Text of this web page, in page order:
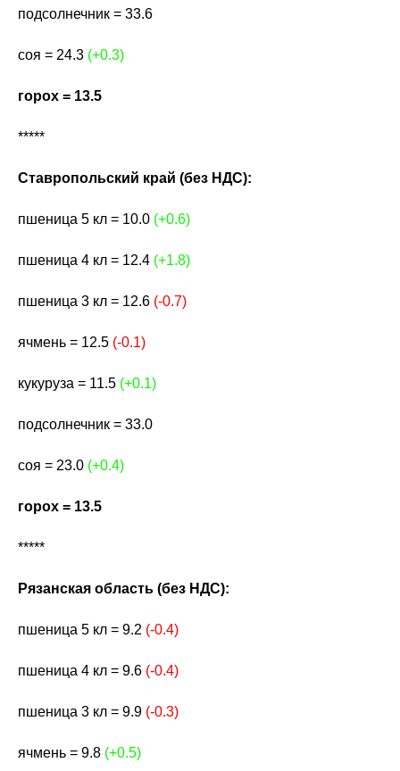
подсолнечник = 33.6
соя = 24.3 (+0.3)
горох = 13.5
*****
Ставропольский край (без НДС):
пшеница 5 кл = 10.0 (+0.6)
пшеница 4 кл = 12.4 (+1.8)
пшеница 3 кл = 12.6 (-0.7)
ячмень = 12.5 (-0.1)
кукуруза = 11.5 (+0.1)
подсолнечник = 33.0
соя = 23.0 (+0.4)
горох = 13.5
*****
Рязанская область (без НДС):
пшеница 5 кл = 9.2 (-0.4)
пшеница 4 кл = 9.6 (-0.4)
пшеница 3 кл = 9.9 (-0.3)
ячмень = 9.8 (+0.5)